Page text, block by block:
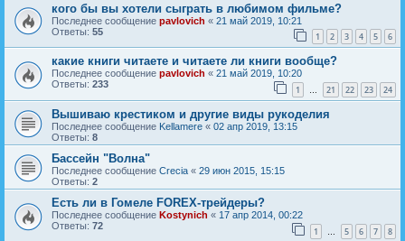
кого бы вы хотели сыграть в любимом фильме?
Последнее сообщение pavlovich « 21 май 2019, 10:21
Ответы: 55 1 2 3 4 5 6
какие книги читаете и читаете ли книги вообще?
Последнее сообщение pavlovich « 21 май 2019, 10:20
Ответы: 233 1 … 21 22 23 24
Вышиваю крестиком и другие виды рукоделия
Последнее сообщение Kellamere « 02 апр 2019, 13:15
Ответы: 8
Бассейн "Волна"
Последнее сообщение Crecia « 29 июн 2015, 15:15
Ответы: 2
Есть ли в Гомеле FOREX-трейдеры?
Последнее сообщение Kostynich « 17 апр 2014, 00:22
Ответы: 72 1 … 5 6 7 8